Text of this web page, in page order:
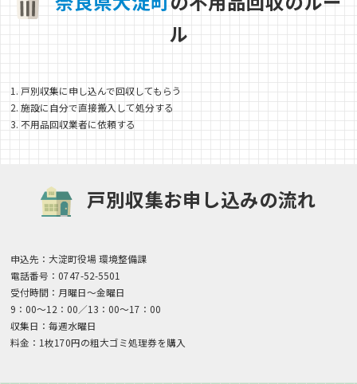
ル
1. 戸別収集に申し込んで回収してもらう
2. 施設に自分で直接搬入して処分する
3. 不用品回収業者に依頼する
戸別収集お申し込みの流れ
申込先：大淀町役場 環境整備課
電話番号：0747-52-5501
受付時間：月曜日～金曜日
9：00～12：00／13：00～17：00
収集日：毎週水曜日
料金：1枚170円の粗大ゴミ処理券を購入